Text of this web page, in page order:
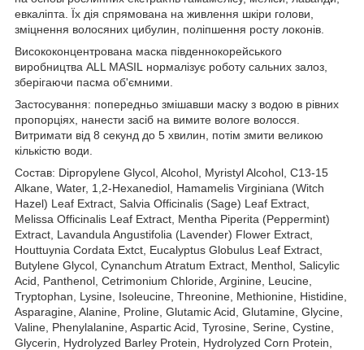
евкаліпта. Їх дія спрямована на живлення шкіри голови,
зміцнення волосяних цибулин, поліпшення росту локонів.
Висококонцентрована маска південнокорейського
виробництва ALL MASIL нормалізує роботу сальних залоз,
зберігаючи пасма об'ємними.
Застосування: попередньо змішавши маску з водою в рівних
пропорціях, нанести засіб на вимите вологе волосся.
Витримати від 8 секунд до 5 хвилин, потім змити великою
кількістю води.
Состав: Dipropylene Glycol, Alcohol, Myristyl Alcohol, C13-15
Alkane, Water, 1,2-Hexanediol, Hamamelis Virginiana (Witch
Hazel) Leaf Extract, Salvia Officinalis (Sage) Leaf Extract,
Melissa Officinalis Leaf Extract, Mentha Piperita (Peppermint)
Extract, Lavandula Angustifolia (Lavender) Flower Extract,
Houttuynia Cordata Extct, Eucalyptus Globulus Leaf Extract,
Butylene Glycol, Cynanchum Atratum Extract, Menthol, Salicylic
Acid, Panthenol, Cetrimonium Chloride, Arginine, Leucine,
Tryptophan, Lysine, Isoleucine, Threonine, Methionine, Histidine,
Asparagine, Alanine, Proline, Glutamic Acid, Glutamine, Glycine,
Valine, Phenylalanine, Aspartic Acid, Tyrosine, Serine, Cystine,
Glycerin, Hydrolyzed Barley Protein, Hydrolyzed Corn Protein,